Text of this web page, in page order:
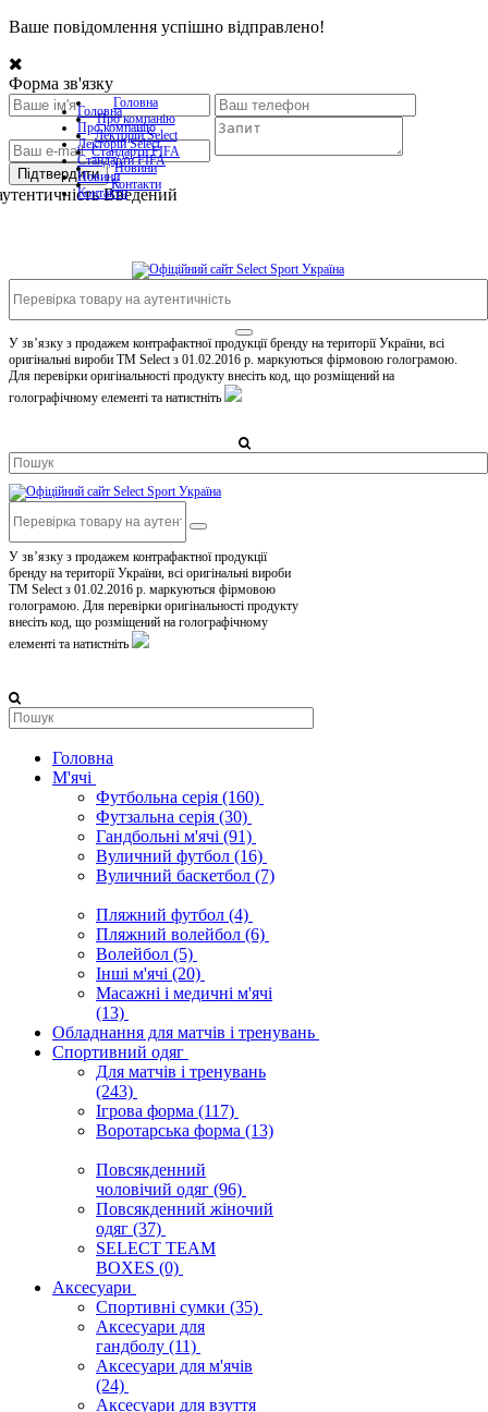
Ваше повідомлення успішно відправлено!
Форма зв'язку
Підтвердити
Введений
Головна
Про компанiю
Лекторій Select
Стандарти FIFA
Новини
Контакти
У зв’язку з продажем контрафактної продукції бренду на території України, всі
оригінальні вироби TM Select з 01.02.2016 р. маркуються фірмовою голограмою.
Для перевірки оригінальності продукту внесіть код, що розміщений на
голографічному елементі та натистніть
Головна
Про компанiю
Лекторій Select
Стандарти FIFA
Новини
Контакти
У зв’язку з продажем контрафактної продукції
бренду на території України, всі оригінальні вироби
TM Select з 01.02.2016 р. маркуються фірмовою
голограмою. Для перевірки оригінальності продукту
внесіть код, що розміщений на голографічному
елементі та натистніть
Головна
М'ячі
Футбольна серія (160)
Футзальна серія (30)
Гандбольні м'ячі (91)
Вуличний футбол (16)
Вуличний баскетбол (7)
Пляжний футбол (4)
Пляжний волейбол (6)
Волейбол (5)
Інші м'ячі (20)
Масажні і медичні м'ячі
(13)
Обладнання для матчів і тренувань
Спортивний одяг
Для матчів і тренувань
(243)
Ігрова форма (117)
Воротарська форма (13)
Повсякденний
чоловічий одяг (96)
Повсякденний жіночий
одяг (37)
SELECT TEAM
BOXES (0)
Аксесуари
Спортивні сумки (35)
Аксесуари для
гандболу (11)
Аксесуари для м'ячів
(24)
Аксесуари для взуття